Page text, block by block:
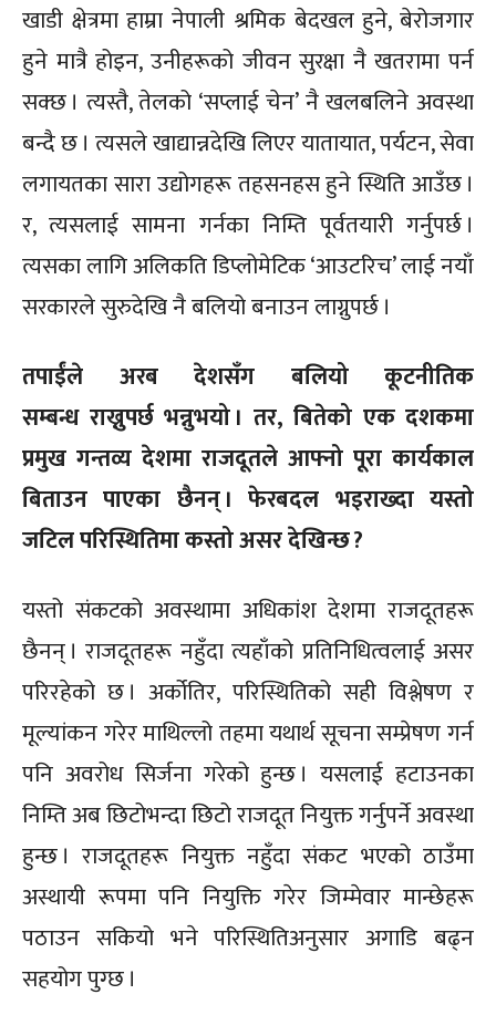
खाडी क्षेत्रमा हाम्रा नेपाली श्रमिक बेदखल हुने, बेरोजगार
हुने मात्रै होइन, उनीहरूको जीवन सुरक्षा नै खतरामा पर्न
सक्छ । त्यस्तै, तेलको ‘सप्लाई चेन’ नै खलबलिने अवस्था
बन्दै छ । त्यसले खाद्यान्नदेखि लिएर यातायात, पर्यटन, सेवा
लगायतका सारा उद्योगहरू तहसनहस हुने स्थिति आउँछ ।
र, त्यसलाई सामना गर्नका निम्ति पूर्वतयारी गर्नुपर्छ ।
त्यसका लागि अलिकति डिप्लोमेटिक ‘आउटरिच’ लाई नयाँ
सरकारले सुरुदेखि नै बलियो बनाउन लाग्नुपर्छ ।
तपाईंले अरब देशसँग बलियो कूटनीतिक
सम्बन्ध राख्नुपर्छ भन्नुभयो । तर, बितेको एक दशकमा
प्रमुख गन्तव्य देशमा राजदूतले आफ्नो पूरा कार्यकाल
बिताउन पाएका छैनन् । फेरबदल भइराख्दा यस्तो
जटिल परिस्थितिमा कस्तो असर देखिन्छ ?
यस्तो संकटको अवस्थामा अधिकांश देशमा राजदूतहरू
छैनन् । राजदूतहरू नहुँदा त्यहाँको प्रतिनिधित्वलाई असर
परिरहेको छ । अर्कोतिर, परिस्थितिको सही विश्लेषण र
मूल्यांकन गरेर माथिल्लो तहमा यथार्थ सूचना सम्प्रेषण गर्न
पनि अवरोध सिर्जना गरेको हुन्छ । यसलाई हटाउनका
निम्ति अब छिटोभन्दा छिटो राजदूत नियुक्त गर्नुपर्ने अवस्था
हुन्छ । राजदूतहरू नियुक्त नहुँदा संकट भएको ठाउँमा
अस्थायी रूपमा पनि नियुक्ति गरेर जिम्मेवार मान्छेहरू
पठाउन सकियो भने परिस्थितिअनुसार अगाडि बढ्न
सहयोग पुग्छ ।